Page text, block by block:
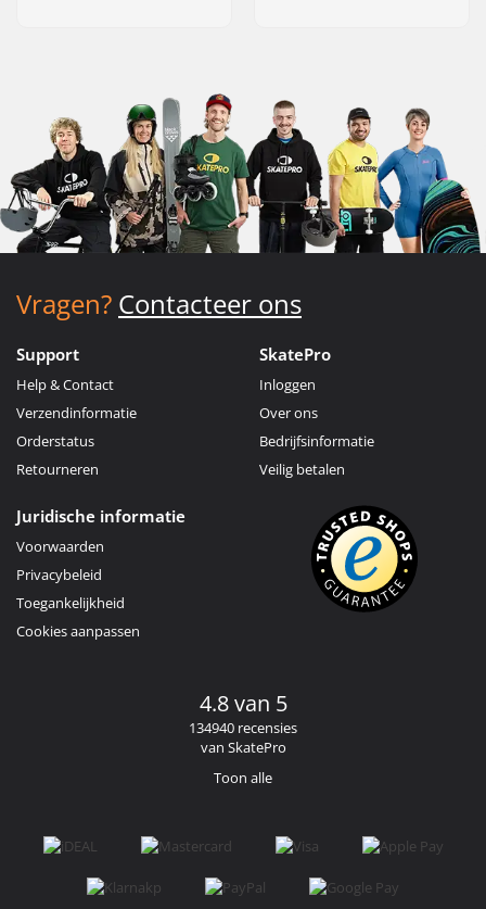
Vragen? Contacteer ons
Support
Help & Contact
Verzendinformatie
Orderstatus
Retourneren
SkatePro
Inloggen
Over ons
Bedrijfsinformatie
Veilig betalen
Juridische informatie
Voorwaarden
Privacybeleid
Toegankelijkheid
Cookies aanpassen
4.8 van 5
134940 recensies
van SkatePro
Toon alle